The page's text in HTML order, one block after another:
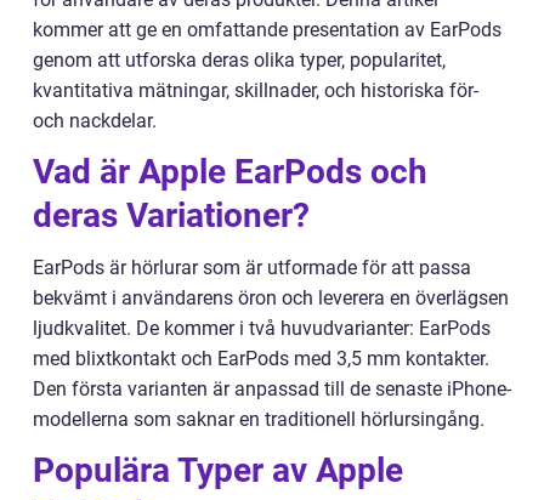
kommer att ge en omfattande presentation av EarPods
genom att utforska deras olika typer, popularitet,
kvantitativa mätningar, skillnader, och historiska för-
och nackdelar.
Vad är Apple EarPods och
deras Variationer?
EarPods är hörlurar som är utformade för att passa
bekvämt i användarens öron och leverera en överlägsen
ljudkvalitet. De kommer i två huvudvarianter: EarPods
med blixtkontakt och EarPods med 3,5 mm kontakter.
Den första varianten är anpassad till de senaste iPhone-
modellerna som saknar en traditionell hörlursingång.
Populära Typer av Apple